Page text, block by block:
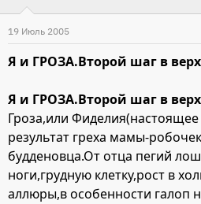
19 Июль 2005
Я и ГРОЗА.Второй шаг в
Я и ГРОЗА.Второй шаг в
Гроза,или
результат греха мамы-
будденовца.От отца пегий
ноги,грудную клетку,рост в
аллюры,в особенности галоп